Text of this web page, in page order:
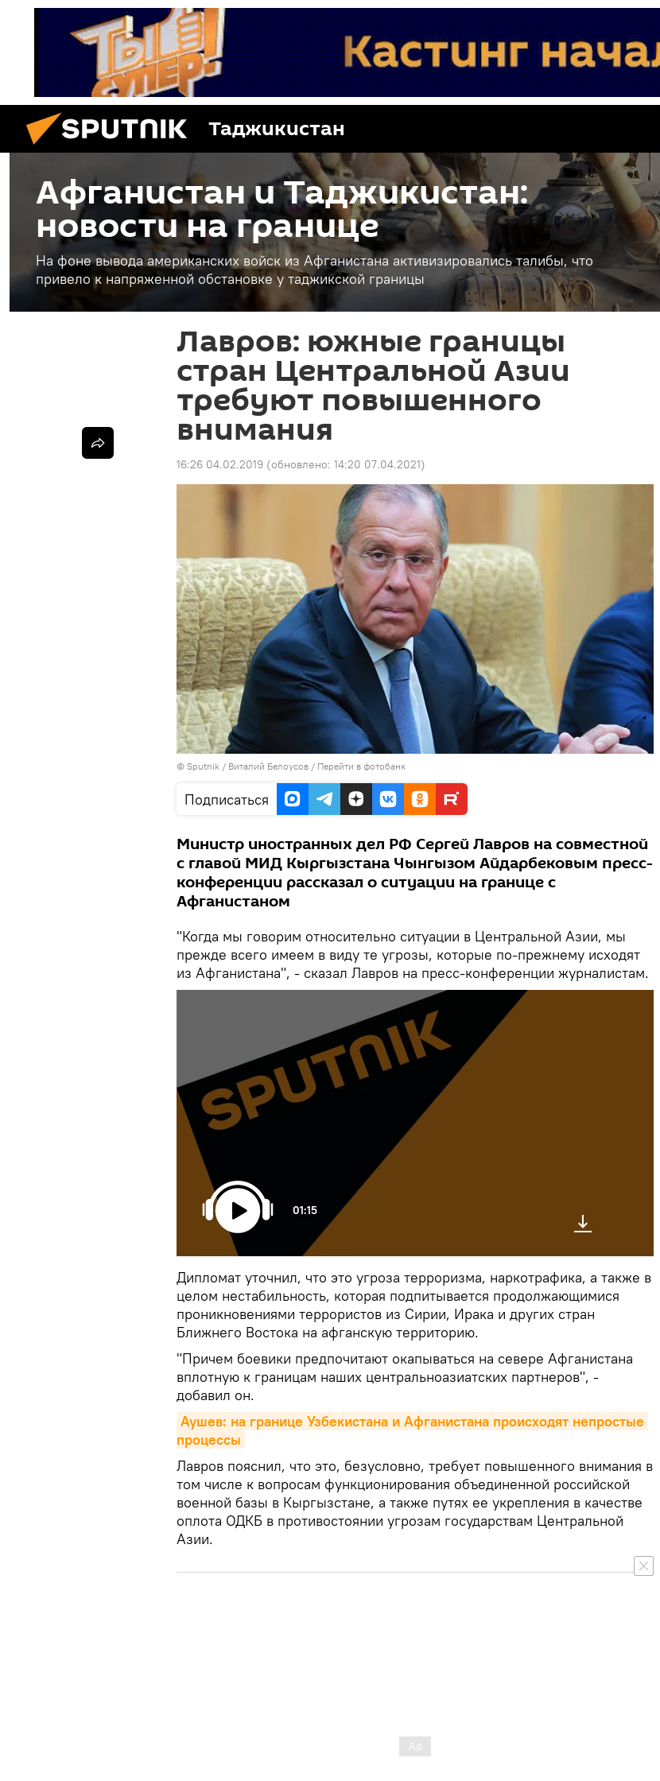
Таджикистан
Афганистан и Таджикистан:
новости на границе
На фоне вывода американских войск из Афганистана активизировались талибы, что
привело к напряженной обстановке у таджикской границы
Лавров: южные границы
стран Центральной Азии
требуют повышенного
внимания
16:26 04.02.2019 (обновлено: 14:20 07.04.2021)
© Sputnik / Виталий Белоусов / Перейти в фотобанк
Подписаться
Министр иностранных дел РФ Сергей Лавров на совместной
с главой МИД Кыргызстана Чынгызом Айдарбековым пресс-
конференции рассказал о ситуации на границе с
Афганистаном
"Когда мы говорим относительно ситуации в Центральной Азии, мы
прежде всего имеем в виду те угрозы, которые по-прежнему исходят
из Афганистана", - сказал Лавров на пресс-конференции журналистам.
01:15
Дипломат уточнил, что это угроза терроризма, наркотрафика, а также в
целом нестабильность, которая подпитывается продолжающимися
проникновениями террористов из Сирии, Ирака и других стран
Ближнего Востока на афганскую территорию.
"Причем боевики предпочитают окапываться на севере Афганистана
вплотную к границам наших центральноазиатских партнеров", -
добавил он.
Аушев: на границе Узбекистана и Афганистана происходят непростые
процессы
Лавров пояснил, что это, безусловно, требует повышенного внимания в
том числе к вопросам функционирования объединенной российской
военной базы в Кыргызстане, а также путях ее укрепления в качестве
оплота ОДКБ в противостоянии угрозам государствам Центральной
Азии.